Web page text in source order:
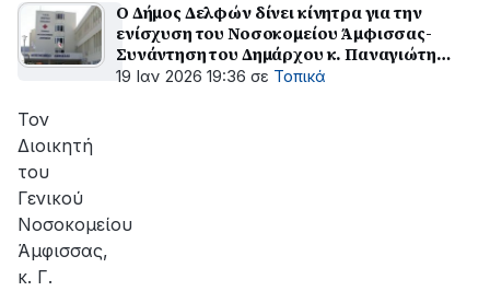
ΔΕΔΔΗΕ
για
την
της
βλάβης
Ο Δήμος Δελφών δίνει κίνητρα για την
ενίσχυση του Νοσοκομείου Άμφισσας-
Συνάντηση του Δημάρχου κ. Παναγιώτη
Ταγκαλή με τον Διοικητή κ. Γ. Γεροντίδη
19 Ιαν 2026 19:36 σε Τοπικά
Τον
Διοικητή
του
Γενικού
Νοσοκομείου
Άμφισσας,
κ. Γ.